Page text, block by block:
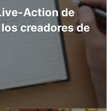
Action de
creadores de